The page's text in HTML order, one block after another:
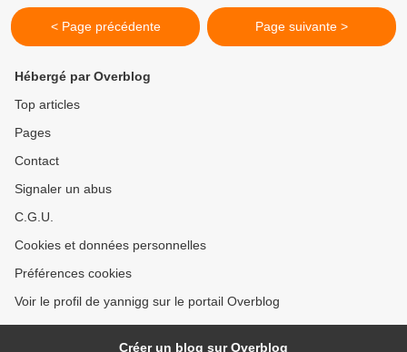
< Page précédente Page suivante >
Hébergé par Overblog
Top articles
Pages
Contact
Signaler un abus
C.G.U.
Cookies et données personnelles
Préférences cookies
Voir le profil de yannigg sur le portail Overblog
Créer un blog sur Overblog